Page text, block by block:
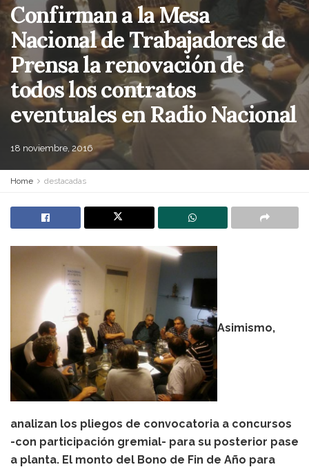
Confirman a la Mesa
Nacional de Trabajadores de
Prensa la renovación de
todos los contratos
eventuales en Radio Nacional
18 noviembre, 2016
Home destacadas
Asimismo,
analizan los pliegos de convocatoria a concursos
-con participación gremial- para su posterior pase
a planta. El monto del Bono de Fin de Año para